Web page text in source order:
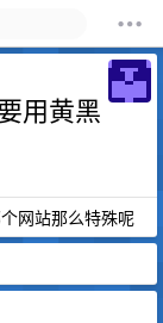
用黄黑
网站那么特殊呢